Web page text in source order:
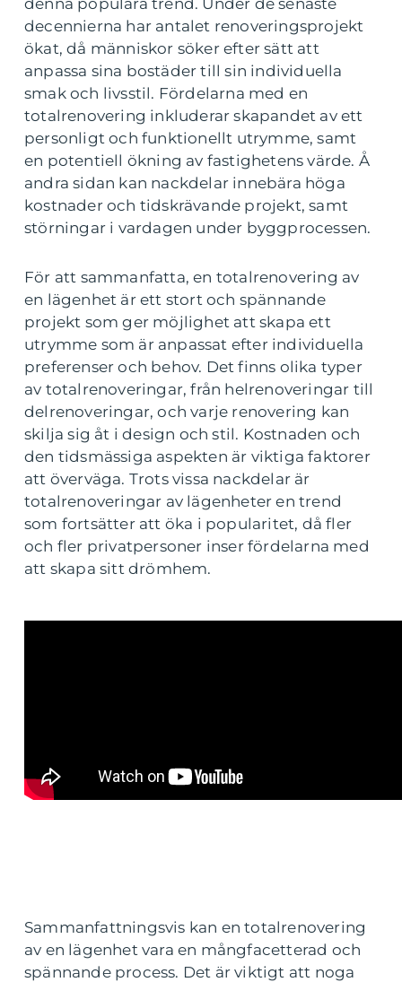
denna populära trend. Under de senaste
decennierna har antalet renoveringsprojekt
ökat, då människor söker efter sätt att
anpassa sina bostäder till sin individuella
smak och livsstil. Fördelarna med en
totalrenovering inkluderar skapandet av ett
personligt och funktionellt utrymme, samt
en potentiell ökning av fastighetens värde. Å
andra sidan kan nackdelar innebära höga
kostnader och tidskrävande projekt, samt
störningar i vardagen under byggprocessen.
För att sammanfatta, en totalrenovering av
en lägenhet är ett stort och spännande
projekt som ger möjlighet att skapa ett
utrymme som är anpassat efter individuella
preferenser och behov. Det finns olika typer
av totalrenoveringar, från helrenoveringar till
delrenoveringar, och varje renovering kan
skilja sig åt i design och stil. Kostnaden och
den tidsmässiga aspekten är viktiga faktorer
att överväga. Trots vissa nackdelar är
totalrenoveringar av lägenheter en trend
som fortsätter att öka i popularitet, då fler
och fler privatpersoner inser fördelarna med
att skapa sitt drömhem.
Sammanfattningsvis kan en totalrenovering
av en lägenhet vara en mångfacetterad och
spännande process. Det är viktigt att noga